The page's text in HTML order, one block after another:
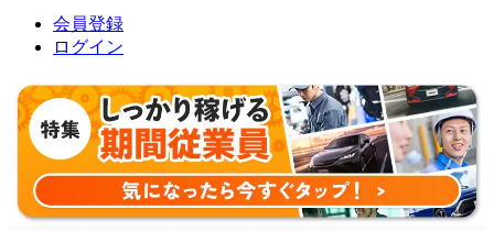
会員登録
ログイン